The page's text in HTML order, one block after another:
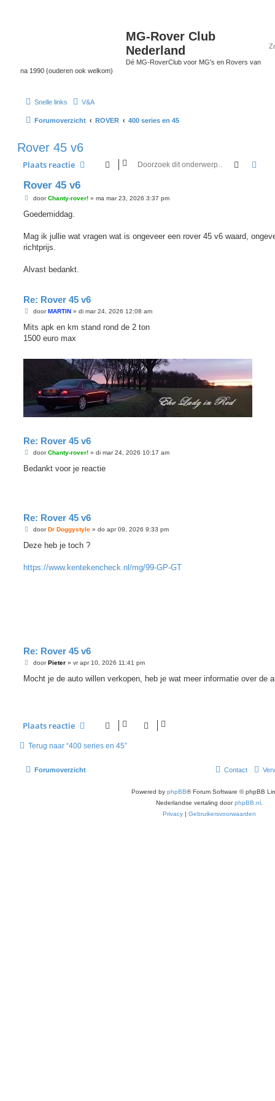
MG-Rover Club
Nederland
Dé MG-RoverClub voor MG's en Rovers van
na 1990 (ouderen ook welkom)
Snelle links V&A
Forumoverzicht ROVER 400 series en 45
Rover 45 v6
Plaats reactie Zoek
Rover 45 v6
B
r
h
doorChanty-rover!» ma mar 23, 2026 3:37 pm
Goedemiddag.
Mag ik jullie wat vragen wat is ongeveer een rover 45 v6 waard,
richtprijs.
Alvast bedankt.
Re: Rover 45 v6
B
r
c
doorMARTIN» di mar 24, 2026 12:08 am
Mits apk en km stand rond de 2 ton
1500 euro max
Re: Rover 45 v6
B
r
doorChanty-rover!» di mar 24, 2026 10:17 am
Bedankt voor je reactie
Re: Rover 45 v6
B
r
h
doorDr Doggystyle» do apr 09, 2026 9:33 pm
Deze heb je toch ?
https://www.kentekencheck.nl/mg/99-GP-GT
Re: Rover 45 v6
B
r
doorPieter» vr apr 10, 2026 11:41 pm
Mocht je de auto willen verkopen, heb je wat meer informatie over de
Plaats reactie
Terug naar “400 series en 45”
Forumoverzicht Contact
Powered by phpBB® Forum Software © phpBB
Nederlandse vertaling doorphpBB.nl.
Privacy| Gebruikersvoorwaarden